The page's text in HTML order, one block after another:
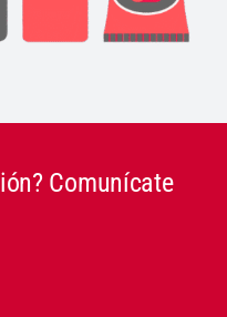
Comunícate